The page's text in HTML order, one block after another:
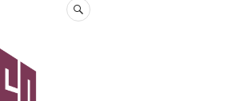
SØK